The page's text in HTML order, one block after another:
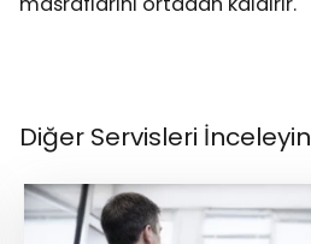
Diğer Servisleri İnceleyin